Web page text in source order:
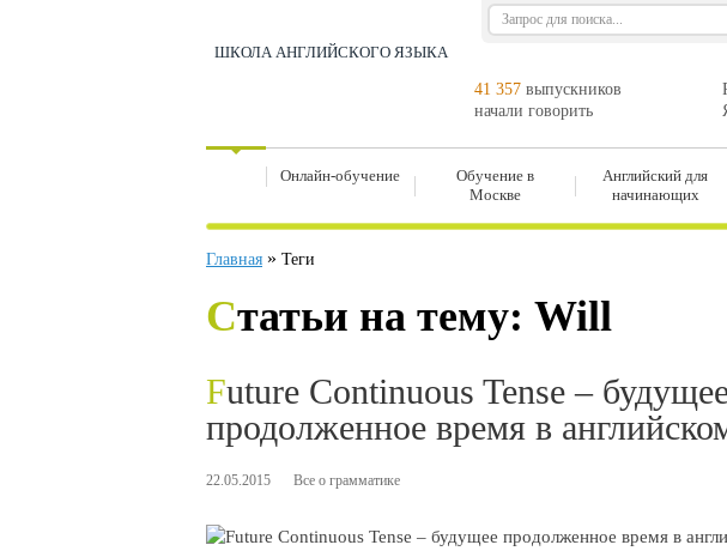
ШКОЛА АНГЛИЙСКОГО ЯЗЫКА
41 357 выпускников
начали говорить
Онлайн-обучение
Обучение в
Москве
Английский для
начинающих
Главная » Теги
Статьи на тему: Will
Future Continuous Tense – будущее
продолженное время в
22.05.2015 Все о грамматике